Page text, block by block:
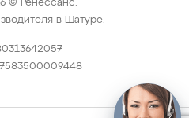
© Ренессанс.
в Шатуре.